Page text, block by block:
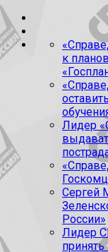
к
Лидер
Сергей
России»
Лидер